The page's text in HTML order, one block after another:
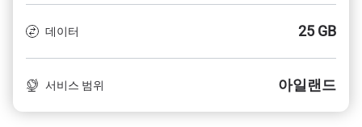
데이터 25 GB
서비스 범위 아일랜드